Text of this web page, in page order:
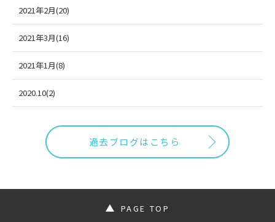
2021年2月(20)
2021年3月(16)
2021年1月(8)
2020.10(2)
過去ブログはこちら
PAGE TOP